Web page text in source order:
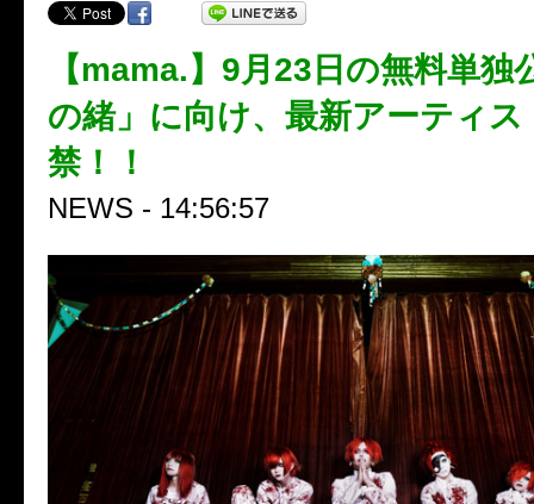
【mama.】9月23日の無料単独
の緒」に向け、最新アーティス
禁！！
NEWS - 14:56:57